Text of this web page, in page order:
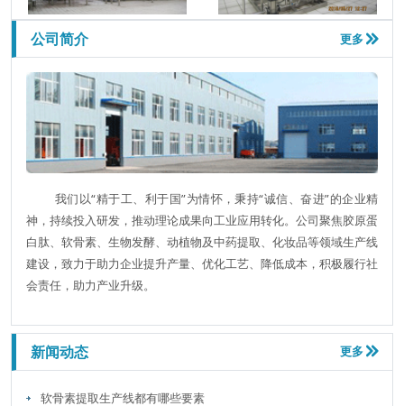
德
兰和创液体膏状香精反应釜生产线 河
南皇沟酒业有限责任公司生物发酵系统
青岛福生胶原蛋白浓缩系统 河
北兴隆希力药业有限公司制药浓缩系统
三浦百草中药提取浓缩系统 诚煜农业鱼皮蛋白酶解系统
公司简介 更多 
我们以“精于工、利于国”为情怀，秉持“诚信、奋进”的企业精
神，持续投入研发，推动理论成果向工业应用转化。公司聚焦胶原蛋
白肽、软骨素、生物发酵、动植物及中药提取、化妆品等领域生产线
建设，致力于助力企业提升产量、优化工艺、降低成本，积极履行社
会责任，助力产业升级。
新闻动态 更多 
软骨素提取生产线都有哪些要素